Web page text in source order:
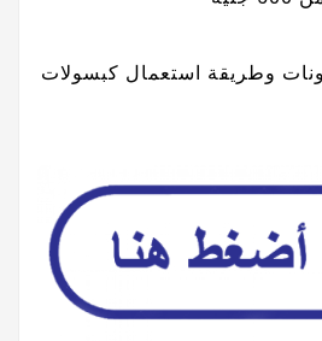
وطريقة استعمال كبسولات